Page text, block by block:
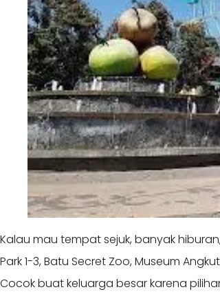
Kalau mau tempat sejuk, banyak
Park 1-3, Batu Secret Zoo, Museum
Cocok buat keluarga besar karena